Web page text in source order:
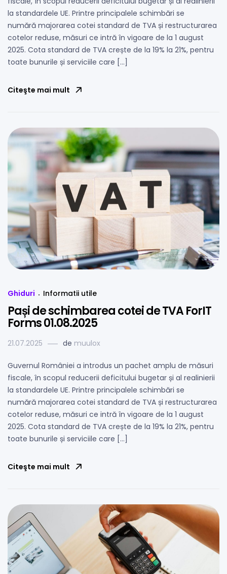
la standardele UE. Printre principalele schimbări se
numără majorarea cotei standard de TVA și restructurarea
cotelor reduse, măsuri ce intră în vigoare de la 1 august
2025. Cota standard de TVA crește de la 19% la 21%, pentru
toate bunurile și serviciile care […]
Citeşte mai mult
Ghiduri Informatii utile
Pași de schimbarea cotei de TVA ForIT
Forms 01.08.2025
21.07.2025 de muulox
Guvernul României a introdus un pachet amplu de măsuri
fiscale, în scopul reducerii deficitului bugetar și al realinierii
la standardele UE. Printre principalele schimbări se
numără majorarea cotei standard de TVA și restructurarea
cotelor reduse, măsuri ce intră în vigoare de la 1 august
2025. Cota standard de TVA crește de la 19% la 21%, pentru
toate bunurile și serviciile care […]
Citeşte mai mult